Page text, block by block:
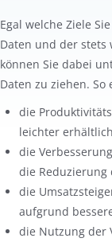
Egal welche Ziele
Daten und der stets
können Sie dabei
Daten zu ziehen.
die
leichter
die
die Reduzierung
die
aufgrund
die Nutzung der